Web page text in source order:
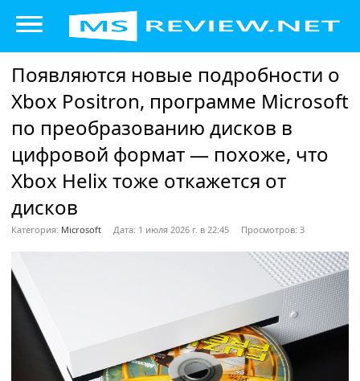
Появляются новые подробности о
Xbox Positron, программе Microsoft
по преобразованию дисков в
цифровой формат — похоже, что
Xbox Helix тоже откажется от
дисков
Категория: Microsoft Дата: 1 июля 2026 г. в 22:45 Просмотров: 3